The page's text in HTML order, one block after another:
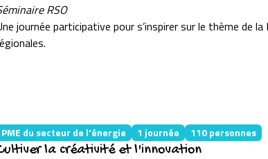
RSO
journée participative pour s’inspirer sur le thème de
PME du secteur de l'énergie 1 journée 110 personnes
la créativité et l'innovation